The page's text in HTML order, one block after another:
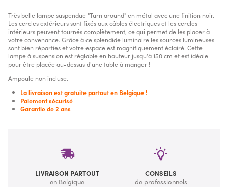
Très belle lampe suspendue "Turn around" en métal avec une finition noir.
Les cercles extérieurs sont fixés aux câbles électriques et les cercles
intérieurs peuvent tournés complètement, ce qui permet de les placer à
votre convenance. Grâce à ce splendide luminaire les sources lumineuses
sont bien réparties et votre espace est magnifiquement éclairé. Cette
lampe à suspension est réglable en hauteur jusqu'à 150 cm et est idéale
pour être placée au-dessus d'une table à manger !
Ampoule non incluse.
La livraison est gratuite partout en Belgique !
Paiement sécurisé
Garantie de 2 ans
LIVRAISON PARTOUT
en Belgique
CONSEILS
de professionnels